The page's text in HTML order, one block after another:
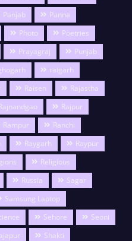
Panjab
Panna
Photo
Poetries
Prayagraj
Punjab
raigarh
Raisen
Rajastha
Rajpur
Rampur
Ranchi
Raygarh
Raypur
Religious
Russia
Sagar
Samsung Laptop
Sehore
Seoni
Shakti